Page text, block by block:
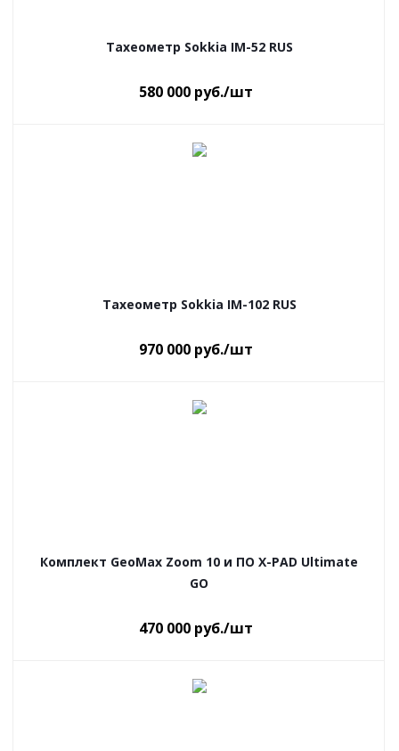
Тахеометр Sokkia IM-52 RUS
580 000 руб./шт
Тахеометр Sokkia IM-102 RUS
970 000 руб./шт
Комплект GeoMax Zoom 10 и ПО X-PAD Ultimate
GO
470 000 руб./шт